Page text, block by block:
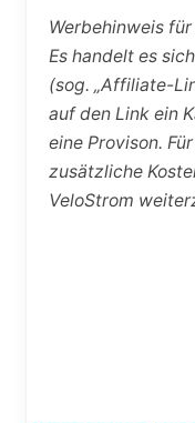
Werbehinweis
Es handelt es
(sog. „Affiliate-
auf den Link ein
eine Provison.
zusätzliche
VeloStrom